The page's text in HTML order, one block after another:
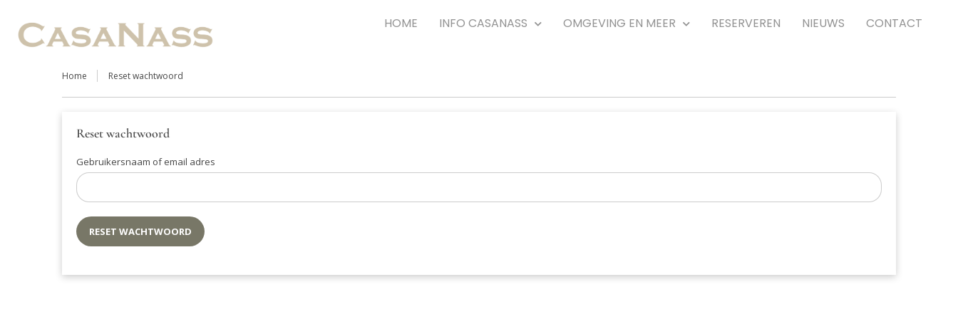
HOME INFO CASANASS OMGEVING EN MEER RESERVEREN NIEUWS CONTACT
Home Reset wachtwoord
Reset wachtwoord
Gebruikersnaam of email adres